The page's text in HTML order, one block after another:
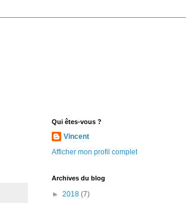
Qui êtes-vous ?
Vincent
Afficher mon profil complet
Archives du blog
► 2018 (7)